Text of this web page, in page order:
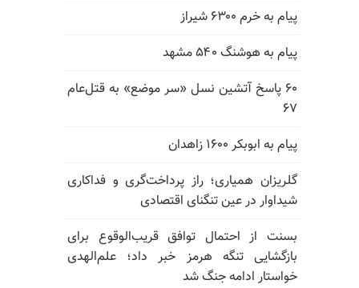
پیام به خرم ۶۳۰۰ شیراز
پیام به هوشنگ ۵۴۰ مشهد
۶۰ پاسخ آتشین نسل «سر موضع» به قتل‌عام
۶۷
پیام به ابوبکر ۱۶۰۰ زاهدان
گلریزان همیاری؛ راز پرداخت‌گری و فداکاری
شیداوار در عین تنگنای اقتصادی
بسنت از احتمال توافق قریب‌الوقوع برای
بازگشایی تنگه هرمز خبر داد؛ علم‌الهدی
خواستار ادامه جنگ شد